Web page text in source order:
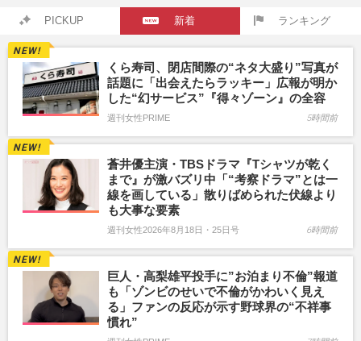
PICKUP 新着 ランキング
くら寿司、閉店間際の“ネタ大盛り”写真が
話題に「出会えたらラッキー」広報が明か
した“幻サービス”『得々ゾーン』の全容
週刊女性PRIME 5時間前
蒼井優主演・TBSドラマ『Tシャツが乾く
まで』が激バズリ中「“考察ドラマ”とは一
線を画している」散りばめられた伏線より
も大事な要素
週刊女性2026年8月18日・25日号 6時間前
巨人・高梨雄平投手に”お泊まり不倫”報道
も「ゾンビのせいで不倫がかわいく見え
る」ファンの反応が示す野球界の“不祥事
慣れ”